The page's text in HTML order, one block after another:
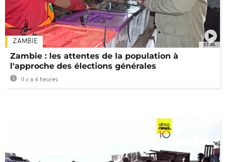
01:48
ZAMBIE
Zambie : les attentes de la population à
l'approche des élections générales
Il y a 4 heures